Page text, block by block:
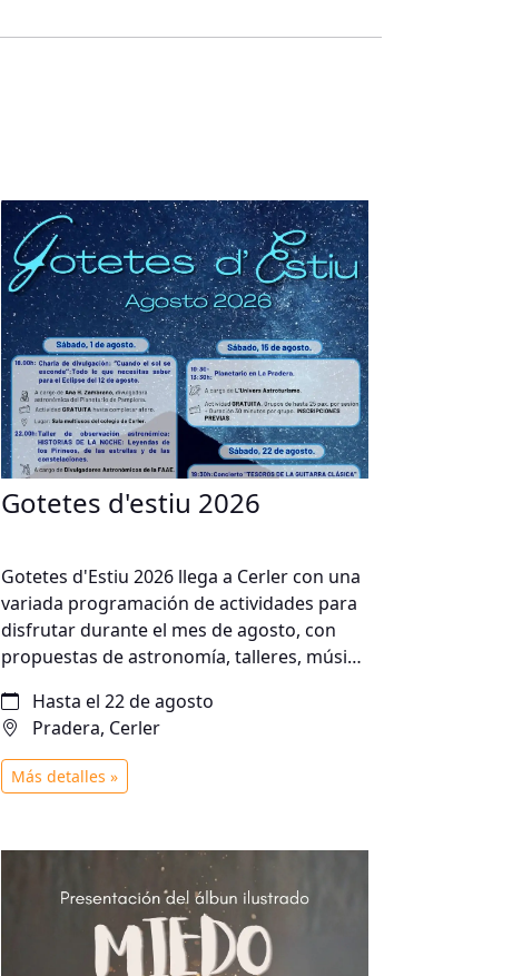
Gotetes d'estiu 2026
Gotetes d'Estiu 2026 llega a Cerler con una
variada programación de actividades para
disfrutar durante el mes de agosto, con
propuestas de astronomía, talleres, música
completa agenda de verano para disfrutar
en compañía!
Hasta el 22 de agosto
Pradera, Cerler
Más detalles »